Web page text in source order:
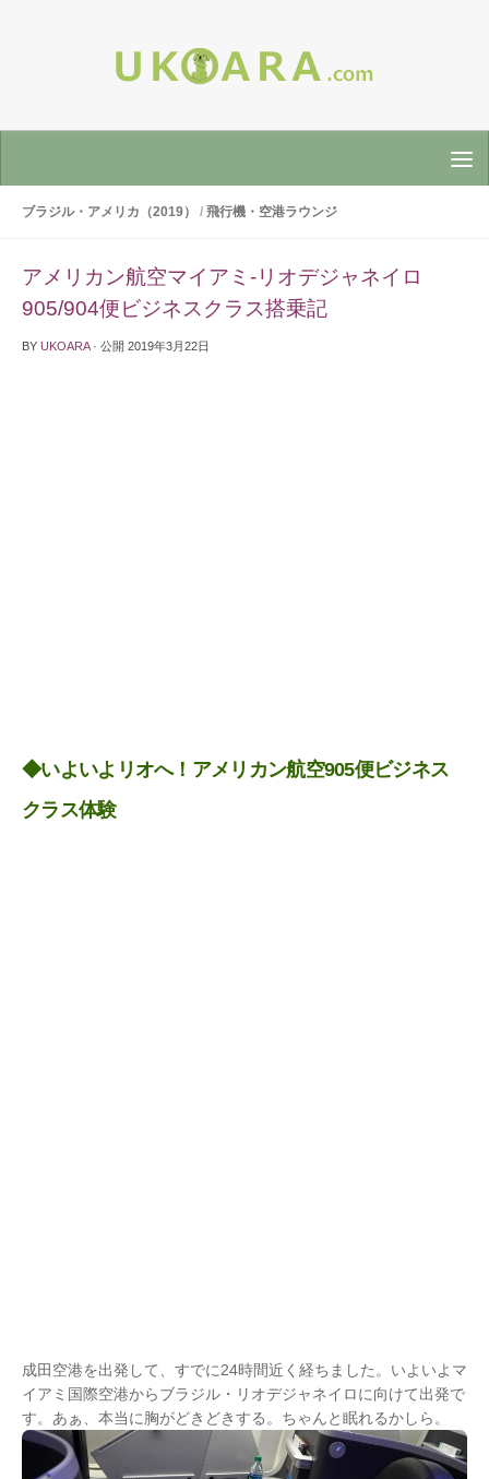
ブラジル・アメリカ（2019） / 飛行機・空港ラウンジ
アメリカン航空マイアミ-リオデジャネイロ
905/904便ビジネスクラス搭乗記
BY UKOARA · 公開 2019年3月22日
◆いよいよリオへ！アメリカン航空905便ビジネス
クラス体験
成田空港を出発して、すでに24時間近く経ちました。いよいよマ
イアミ国際空港からブラジル・リオデジャネイロに向けて出発で
す。あぁ、本当に胸がどきどきする。ちゃんと眠れるかしら。